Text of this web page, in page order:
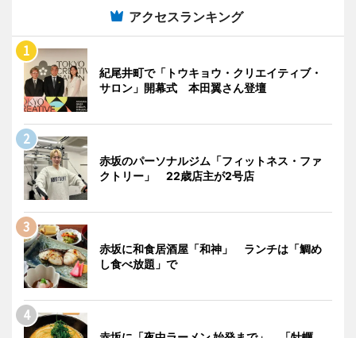
アクセスランキング
紀尾井町で「トウキョウ・クリエイティブ・
サロン」開幕式 本田翼さん登壇
赤坂のパーソナルジム「フィットネス・ファ
クトリー」 22歳店主が2号店
赤坂に和食居酒屋「和神」 ランチは「鯛め
し食べ放題」で